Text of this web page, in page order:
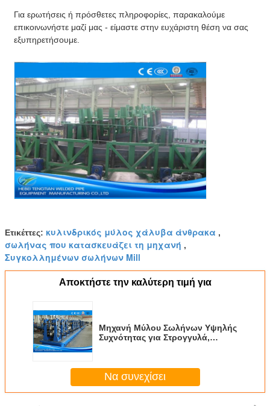
Για ερωτήσεις ή πρόσθετες πληροφορίες, παρακαλούμε
επικοινωνήστε μαζί μας - είμαστε στην ευχάριστη θέση να σας
εξυπηρετήσουμε.
Ετικέττες: κυλινδρικός μύλος χάλυβα άνθρακα ,
σωλήνας που κατασκευάζει τη μηχανή ,
Συγκολλημένων σωλήνων Mill
Αποκτήστε την καλύτερη τιμή για
Μηχανή Μύλου Σωλήνων Υψηλής
Συχνότητας για Στρογγυλά,
Να συνεχίσει